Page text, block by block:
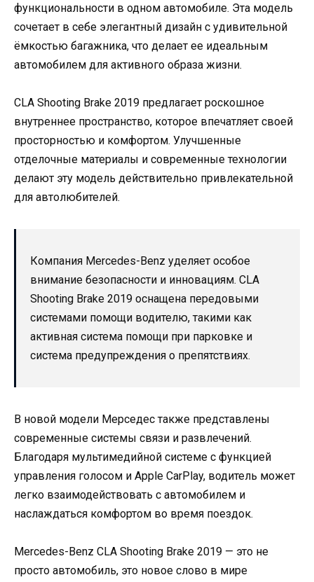
функциональности в одном автомобиле. Эта модель
сочетает в себе элегантный дизайн с удивительной
ёмкостью багажника, что делает ее идеальным
автомобилем для активного образа жизни.
CLA Shooting Brake 2019 предлагает роскошное
внутреннее пространство, которое впечатляет своей
просторностью и комфортом. Улучшенные
отделочные материалы и современные технологии
делают эту модель действительно привлекательной
для автолюбителей.
Компания Mercedes-Benz уделяет особое
внимание безопасности и инновациям. CLA
Shooting Brake 2019 оснащена передовыми
системами помощи водителю, такими как
активная система помощи при парковке и
система предупреждения о препятствиях.
В новой модели Мерседес также представлены
современные системы связи и развлечений.
Благодаря мультимедийной системе с функцией
управления голосом и Apple CarPlay, водитель может
легко взаимодействовать с автомобилем и
наслаждаться комфортом во время поездок.
Mercedes-Benz CLA Shooting Brake 2019 — это не
просто автомобиль, это новое слово в мире